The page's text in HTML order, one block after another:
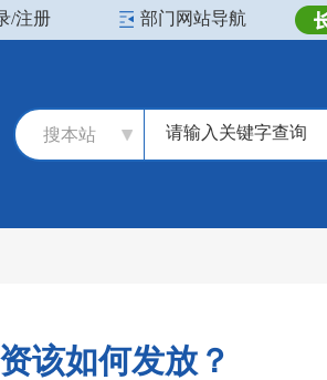
/注册 部门网站导航
搜本站
该如何发放？